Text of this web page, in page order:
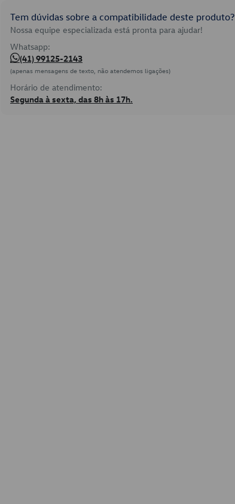
Tem dúvidas sobre a compatibilidade deste produto?
Nossa equipe especializada está pronta para ajudar!
Whatsapp:
(41) 99125-2143
(apenas mensagens de texto, não atendemos ligações)
Horário de atendimento:
Segunda à sexta, das 8h às 17h.